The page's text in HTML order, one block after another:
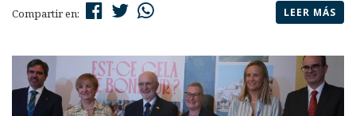
Compartir en: LEER MÁS